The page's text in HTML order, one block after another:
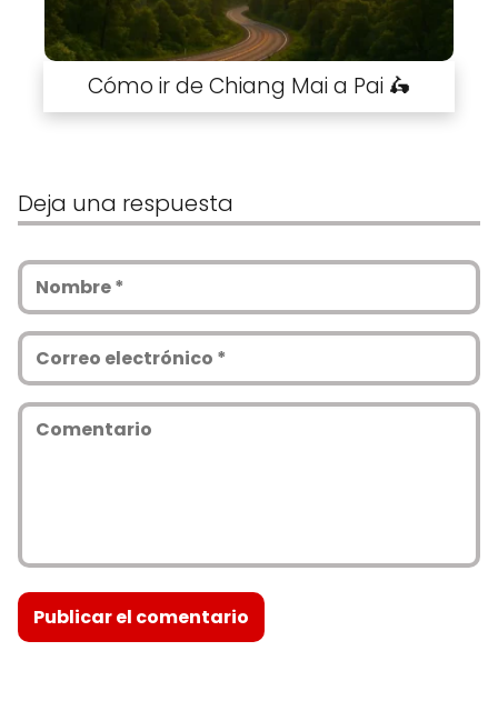
Cómo ir de Chiang Mai a Pai 🛵
Deja una respuesta